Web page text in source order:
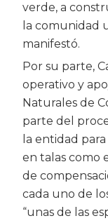
verde, a
la comunidad
manifestó.
Por su parte,
operativo y
Naturales de
parte del
la entidad
en talas como
de
cada uno de
“unas de las